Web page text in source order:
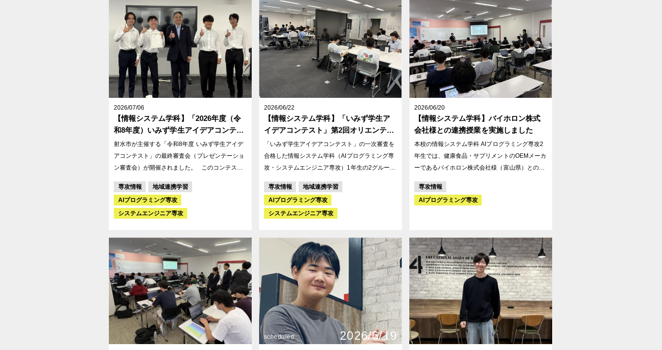
イオくん」「ホロンちゃん」のアイコンまたは動
画作成 課題3：社内ツールコンテンツ（AI活用ツ
ール『バイホロンAI』）の作成
企業の皆様からは、事業内容や仕事内容、建築業
界で働く魅力、仕事のやりがいなどについて、実
例を交えながらわかりやすくご説明いただきまし
た。
場での心構えといった先輩たちからの具体的なア
ドバイスに対し、1年生は真剣な眼差しで耳を傾
け、熱心にメモを取る姿が非常に印象的でした！
2026/07/06
【情報システム学科】「2026年度（令
和8年度）いみず学生アイデアコンテス
ト」で本校の学生が「優秀賞」に選ば
れ表彰されました！
射水市が主催する「令和8年度 いみず学生アイデ
アコンテスト」の最終審査会（プレゼンテーショ
ン審査会）が開催されました。 このコンテスト
進めるため、高等教育機関に在籍する学生から地
域課題の解決に関する企画提案を募集するもので
す。
専攻情報
地域連携学習
AIプログラミング専攻
システムエンジニア専攻
2026/06/22
【情報システム学科】「いみず学生ア
イデアコンテスト」第2回オリエンテー
ション開催！
「いみず学生アイデアコンテスト」の一次審査を
合格した情報システム学科（AIプログラミング専
攻・システムエンジニア専攻）1年生の2グループ
ーションに参加いたしました。 今回は、事前に提
出した二次審査用の中間発表資料をモニターに投
影し、射水市役所の担当課職員様に向けて発表を
「海老江海浜公園の未来の遊び場化」という2つ
のテーマに対し、現場の最前線にいる職員の方々
から、資料へのフィードバックや具体的なアドバ
イスなど、貴重なご意見を直接いただくことがで
きました。
専攻情報
地域連携学習
AIプログラミング専攻
システムエンジニア専攻
2026/06/20
【情報システム学科】バイホロン株式
会社様との連携授業を実施しました
本校の情報システム学科 AIプログラミング専攻2
年生では、健康食品・サプリメントのOEMメーカ
ーであるバイホロン株式会社様（富山県）との連
まで一貫して請け負い、1万件以上の実績を持つ
企業です。本授業では、実際のビジネス現場にお
通じて、学生たちは以下の3つの課題に挑戦しま
す。 1. 社員向けサプリメントのパッケージデザイ
ン制作 2. 公式キャラクター「バイオくん」「ホロ
ンちゃん」のアイコンまたは動画作成 3. 社内ツー
ルコンテンツ（AI活用ツール『バイホロンAI』）
の作成 この日のために、学生たちは1か月以上前
から見通しをもって学習を続けてきました。当日
は企業の方を前にした初めての実践の場。緊張感
のなかでどんな成果物や学びが生まれるのか、今
からとても楽しみです。 第1回目となった今回
専攻情報
AIプログラミング専攻
scheduled 2026/6/19